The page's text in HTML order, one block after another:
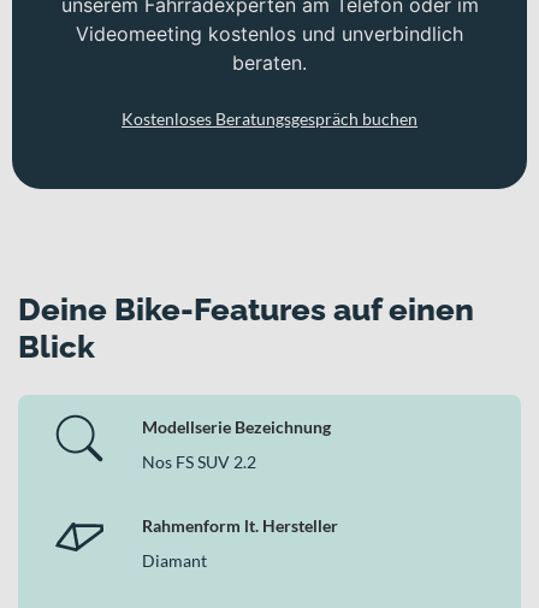
Videomeeting kostenlos und unverbindlich
beraten.
Kostenloses Beratungsgespräch buchen
Deine Bike-Features auf einen
Blick
Modellserie Bezeichnung
Nos FS SUV 2.2
Rahmenform lt. Hersteller
Diamant